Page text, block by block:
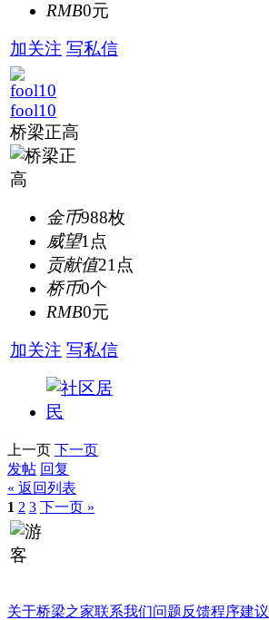
RMB0元
加关注 写私信
fool10
桥梁正高
金币988枚
威望1点
贡献值21点
桥币0个
RMB0元
加关注 写私信
上一页 下一页
发帖 回复
« 返回列表
1 2 3 下一页 »
关于桥梁之家联系我们问题反馈程序建议